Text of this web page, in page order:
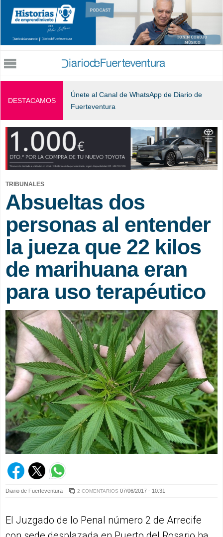
Jump to navigation
DESTACAMOS
Únete al Canal de WhatsApp de Diario de
Fuerteventura
TRIBUNALES
Absueltas dos
personas al entender
la jueza que 22 kilos
de marihuana eran
para uso terapéutico
Diario de Fuerteventura 2 COMENTARIOS 07/06/2017 - 10:31
El Juzgado de lo Penal número 2 de Arrecife